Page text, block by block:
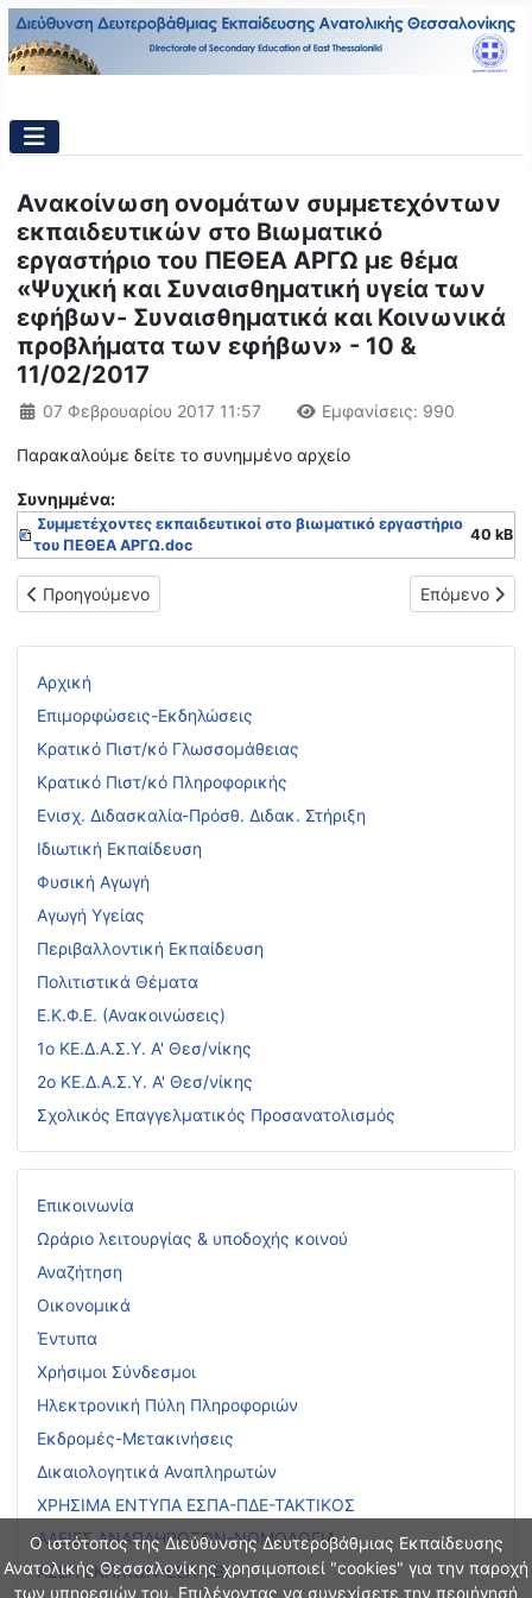
Ο ιστότοπος της Διεύθυνσης Δευτεροβάθμιας Εκπαίδευσης
Ανατολικής Θεσσαλονίκης χρησιμοποιεί "cookies" για την παροχή
των υπηρεσιών του. Επιλέγοντας να συνεχίσετε την περιήγησή
Αρχική
Επιμορφώσεις-Εκδηλώσεις
Κρατικό Πιστ/κό Γλωσσομάθειας
Κρατικό Πιστ/κό Πληροφορικής
Ενισχ. Διδασκαλία-Πρόσθ. Διδακ. Στήριξη
Ιδιωτική Εκπαίδευση
Φυσική Αγωγή
Αγωγή Υγείας
Περιβαλλοντική Εκπαίδευση
Πολιτιστικά Θέματα
Ε.Κ.Φ.Ε. (Ανακοινώσεις)
1ο ΚΕ.Δ.Α.Σ.Υ. Α' Θεσ/νίκης
2ο ΚΕ.Δ.Α.Σ.Υ. Α' Θεσ/νίκης
Σχολικός Επαγγελματικός Προσανατολισμός
Επικοινωνία
Ωράριο λειτουργίας & υποδοχής κοινού
Αναζήτηση
Οικονομικά
Έντυπα
Χρήσιμοι Σύνδεσμοι
Ηλεκτρονική Πύλη Πληροφοριών
Εκδρομές-Μετακινήσεις
Δικαιολογητικά Αναπληρωτών
ΧΡΗΣΙΜΑ ΕΝΤΥΠΑ ΕΣΠΑ-ΠΔΕ-ΤΑΚΤΙΚΟΣ
ΑΔΕΙΕΣ ΑΝΑΠΛΗΡΩΤΩΝ-ΝΟΜΟΛΟΓΙΑ
ΑΣΕΠ ΕΚΠ/ΚΩΝ-ΕΕΠ-ΕΒΠ
Ανακοίνωση ονομάτων συμμετεχόντων
εκπαιδευτικών στο Βιωματικό
εργαστήριο του ΠΕΘΕΑ ΑΡΓΩ με θέμα
«Ψυχική και Συναισθηματική υγεία των
εφήβων- Συναισθηματικά και Κοινωνικά
προβλήματα των εφήβων» - 10 &
11/02/2017
Λεπτομέρειες
07 Φεβρουαρίου 2017 11:57 Εμφανίσεις: 990
Παρακαλούμε δείτε το συνημμένο αρχείο
Συνημμένα:
Συμμετέχοντες εκπαιδευτικοί στο βιωματικό εργαστήριο
του ΠΕΘΕΑ ΑΡΓΩ.doc
40 kB
Προηγούμενο άρθρο: Σεμινάριο και βιωματικές δράσεις με
Προηγούμενο Επόμενο
Επόμενο